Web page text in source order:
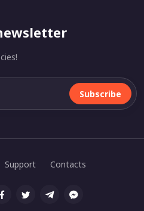
Subscribe
Support Contacts